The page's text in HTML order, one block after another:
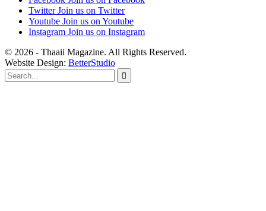
Twitter Join us on Twitter
Youtube Join us on Youtube
Instagram Join us on Instagram
© 2026 - Thaaii Magazine. All Rights Reserved.
Website Design: BetterStudio